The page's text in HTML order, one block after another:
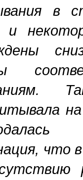
в
и
что